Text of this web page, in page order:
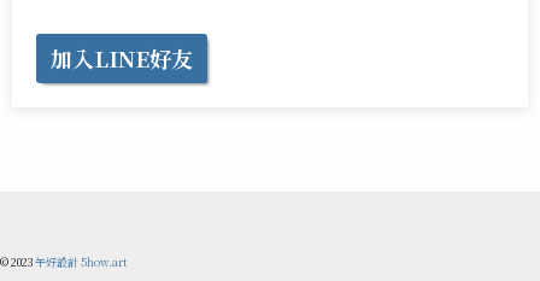
加入LINE好友
© 2023午好設計 5how.art